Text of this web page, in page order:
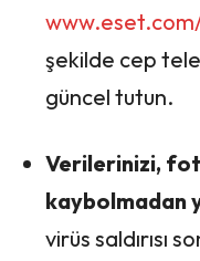
şekilde cep
güncel tutun.
Verilerinizi,
kaybolmadan
virüs saldırısı